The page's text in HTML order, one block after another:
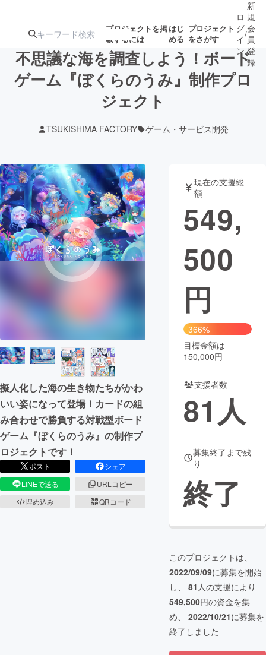
プロジェクトを掲
載するには
はじ
める
プロジェクト
をさがす
注目の新着プロ募集終了が近いプ
テクノロジー・ガジェット
映像・映画 書籍・雑誌
ビジネス・起業 チャレンジ
CAMPFIRE for Social Good
CAMPFIRE Creation
CAMPFIREふるさと納税machi-ya コミュニティ
ロ
グ
イ
ン
/
新
規
会
員
登
録
不思議な海を調査しよう！ボード
ゲーム『ぼくらのうみ』制作プロ
ジェクト
TSUKISHIMA FACTORY ゲーム・サービス開発
擬人化した海の生き物たちがかわ
いい姿になって登場！カードの組
み合わせで勝負する対戦型ボード
ゲーム『ぼくらのうみ』の制作プ
ロジェクトです！
ポスト
シェア
LINEで送る
URLコピー
埋め込み
QRコード
現在の支援総
額
549,
500
円
366%
目標金額は
150,000円
支援者数
81 人
募集終了まで残
り
終了
このプロジェクトは、
2022/09/09に募集を開始
し、 81 人の支援により
549,500円の資金を集
め、 2022/10/21に募集を
終了しました